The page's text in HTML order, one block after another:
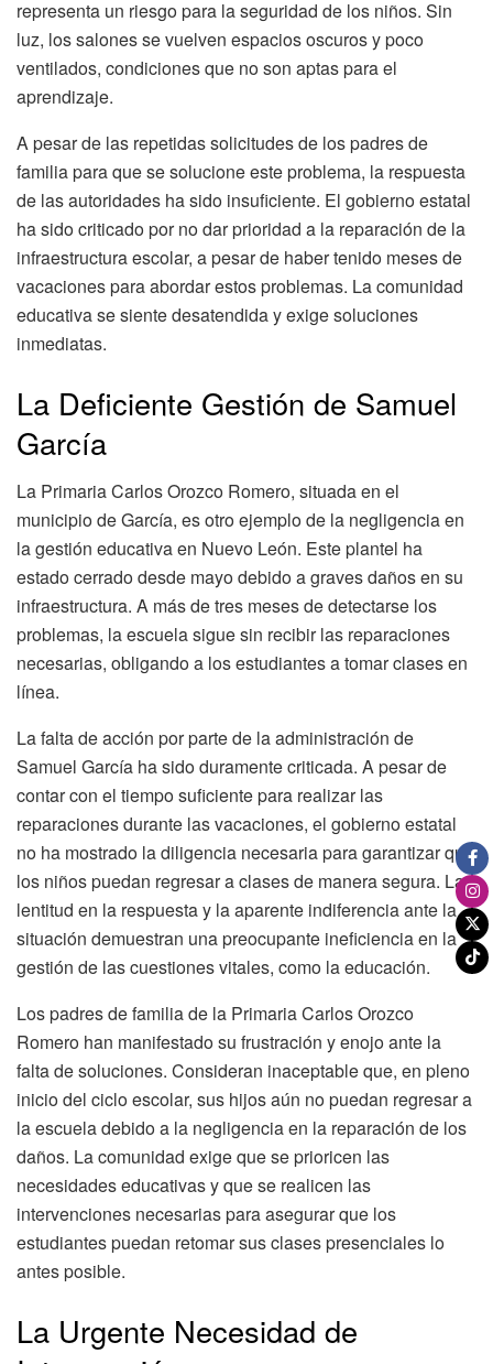
representa un riesgo para la seguridad de los niños. Sin
luz, los salones se vuelven espacios oscuros y poco
ventilados, condiciones que no son aptas para el
aprendizaje.
A pesar de las repetidas solicitudes de los padres de
familia para que se solucione este problema, la respuesta
de las autoridades ha sido insuficiente. El gobierno estatal
ha sido criticado por no dar prioridad a la reparación de la
infraestructura escolar, a pesar de haber tenido meses de
vacaciones para abordar estos problemas. La comunidad
educativa se siente desatendida y exige soluciones
inmediatas.
La Deficiente Gestión de Samuel
García
La Primaria Carlos Orozco Romero, situada en el
municipio de García, es otro ejemplo de la negligencia en
la gestión educativa en Nuevo León. Este plantel ha
estado cerrado desde mayo debido a graves daños en su
infraestructura. A más de tres meses de detectarse los
problemas, la escuela sigue sin recibir las reparaciones
necesarias, obligando a los estudiantes a tomar clases en
línea.
La falta de acción por parte de la administración de
Samuel García ha sido duramente criticada. A pesar de
contar con el tiempo suficiente para realizar las
reparaciones durante las vacaciones, el gobierno estatal
no ha mostrado la diligencia necesaria para garantizar que
los niños puedan regresar a clases de manera segura. La
lentitud en la respuesta y la aparente indiferencia ante la
situación demuestran una preocupante ineficiencia en la
gestión de las cuestiones vitales, como la educación.
Los padres de familia de la Primaria Carlos Orozco
Romero han manifestado su frustración y enojo ante la
falta de soluciones. Consideran inaceptable que, en pleno
inicio del ciclo escolar, sus hijos aún no puedan regresar a
la escuela debido a la negligencia en la reparación de los
daños. La comunidad exige que se prioricen las
necesidades educativas y que se realicen las
intervenciones necesarias para asegurar que los
estudiantes puedan retomar sus clases presenciales lo
antes posible.
La Urgente Necesidad de